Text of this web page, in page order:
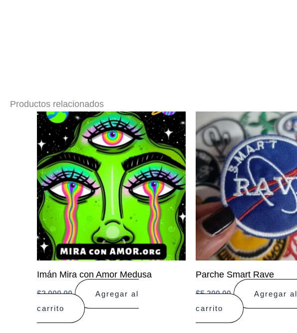
Productos relacionados
Imán Mira con Amor Medusa
$2.000,00
Agregar al
carrito
Parche Smart Rave
$5.200,00
Agregar al
carrito